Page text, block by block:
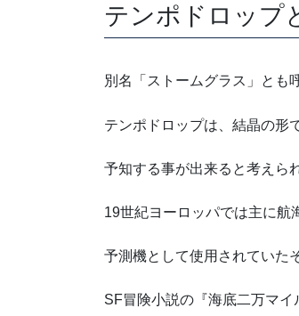
テンポドロップ
別名「ストームグラス」とも
テンポドロップは、結晶の形
予知する事が出来ると考えられ
19世紀ヨーロッパでは主に航
予測機として使用されていた
SF冒険小説の『海底二万マイ